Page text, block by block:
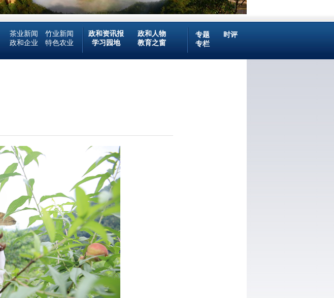
茶业新闻
竹业新闻
政和企业 特色农业
政和资讯报
政和人物
学习园地
教育之窗
专题
专栏
时评